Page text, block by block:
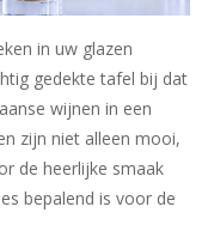
in uw glazen
gedekte tafel bij dat
wijnen in een
zijn niet alleen mooi,
de heerlijke smaak
bepalend is voor de